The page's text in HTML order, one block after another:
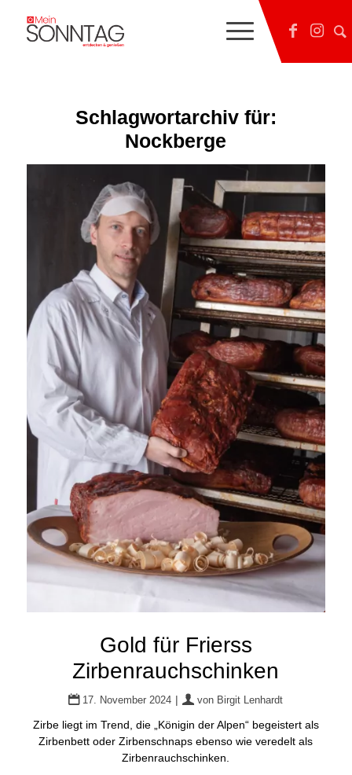
Schlagwortarchiv für:
Nockberge
Gold für Frierss
Zirbenrauchschinken
17. November 2024 | von Birgit Lenhardt
Zirbe liegt im Trend, die „Königin der Alpen“ begeistert als
Zirbenbett oder Zirbenschnaps ebenso wie veredelt als
Zirbenrauchschinken.